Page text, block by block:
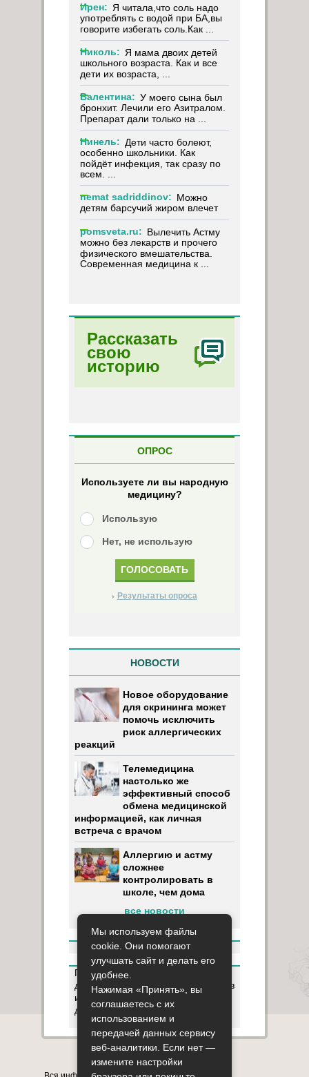
Ирен: Я читала,что соль надо
употреблять с водой при БА,вы
говорите избегать соль.Как ...
Николь: Я мама двоих детей
школьного возраста. Как и все
дети их возраста, ...
Валентина: У моего сына был
бронхит. Лечили его Азитралом.
Препарат дали только на ...
Нинель: Дети часто болеют,
особенно школьники. Как
пойдёт инфекция, так сразу по
всем. ...
nemat sadriddinov: Можно
детям барсучий жиром влечет
pomsveta.ru: Вылечить Астму
можно без лекарств и прочего
физического вмешательства.
Современная медицина к ...
Рассказать
свою
историю
ОПРОС
Используете ли вы народную
медицину?
Использую
Нет, не использую
Результаты опроса
НОВОСТИ
Новое оборудование
для скрининга может
помочь исключить
риск аллергических
реакций
Телемедицина
настолько же
эффективный способ
обмена медицинской
информацией, как личная
встреча с врачом
Аллергию и астму
сложнее
контролировать в
школе, чем дома
все новости
Пользуясь данным ресурсом вы
даёте разрешение на сбор, анализ
и хранение своих персональных
данных согласно Правилам
Карта сайта О сайте Контакты
Мы используем файлы
cookie. Они помогают
улучшать сайт и делать его
удобнее.
Нажимая «Принять», вы
соглашаетесь с их
использованием и
передачей данных сервису
веб-аналитики. Если нет —
измените настройки